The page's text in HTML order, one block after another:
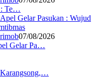
: Te…
07/08/2026
Gelar Pa…
Karangsong,…